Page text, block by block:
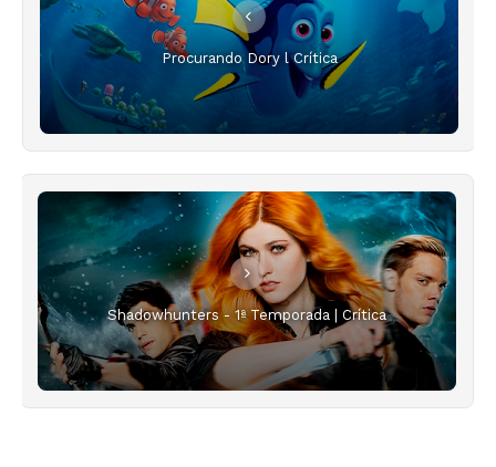
Procurando Dory l Crítica
Shadowhunters - 1ª Temporada | Crítica